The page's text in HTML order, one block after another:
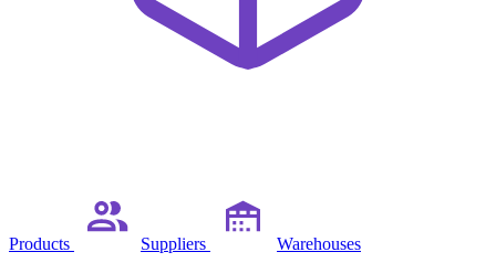
Products Suppliers Warehouses